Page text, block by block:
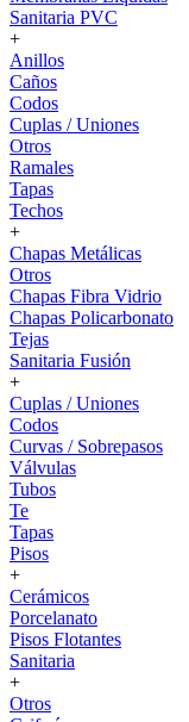
Sanitaria PVC
+
Anillos
Caños
Codos
Cuplas / Uniones
Otros
Ramales
Tapas
Techos
+
Chapas Metálicas
Otros
Chapas Fibra Vidrio
Chapas Policarbonato
Tejas
Sanitaria Fusión
+
Cuplas / Uniones
Codos
Curvas / Sobrepasos
Válvulas
Tubos
Te
Tapas
Pisos
+
Cerámicos
Porcelanato
Pisos Flotantes
Sanitaria
+
Otros